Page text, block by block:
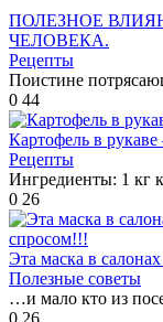
ПОЛЕЗНОЕ
ЧЕЛОВЕКА.
Рецепты
Поистине
0 44
Картофель в
Рецепты
Ингредиенты: 1 кг
0 26
Эта маска в
Полезные советы
…и мало кто из
0 26